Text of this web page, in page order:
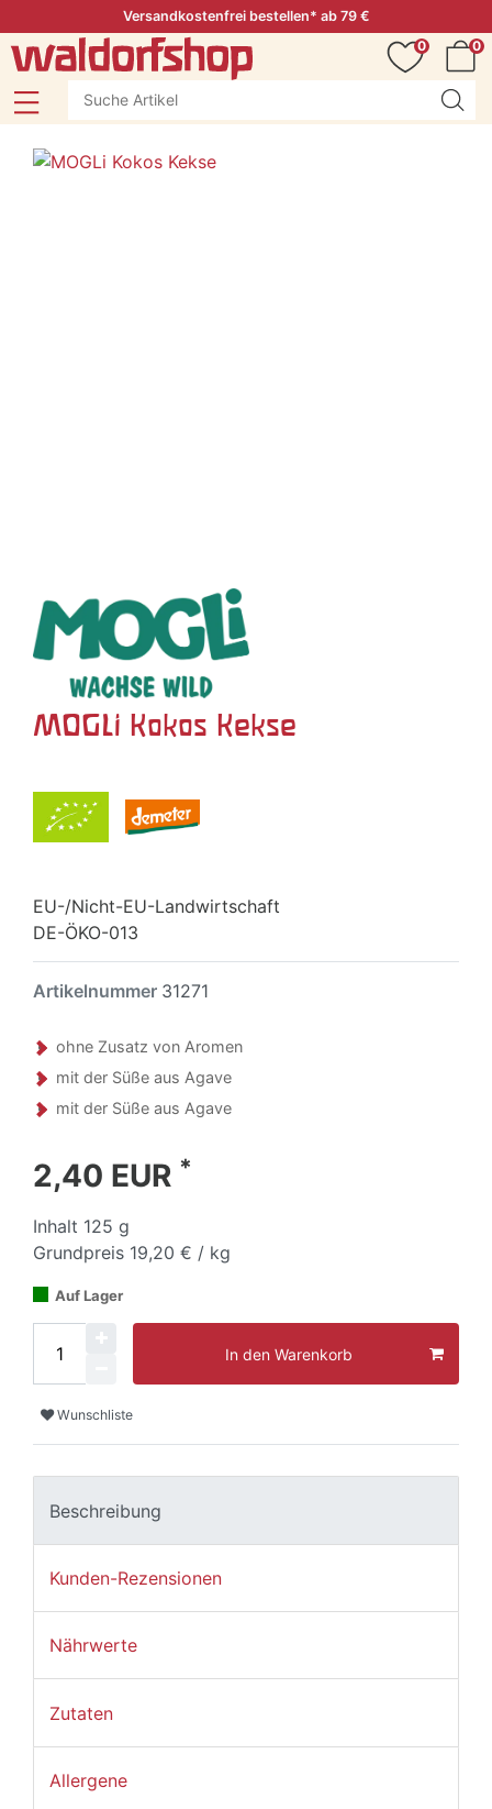
Versandkostenfrei bestellen* ab 79 €
0
0
MOGLi Kokos Kekse
EU-/Nicht-EU-Landwirtschaft
DE-ÖKO-013
Artikelnummer 31271
ohne Zusatz von Aromen
mit der Süße aus Agave
mit der Süße aus Agave
2,40 EUR *
Inhalt 125 g
Grundpreis 19,20 € / kg
Auf Lager
In den Warenkorb
Wunschliste
Beschreibung
Kunden-Rezensionen
Nährwerte
Zutaten
Allergene